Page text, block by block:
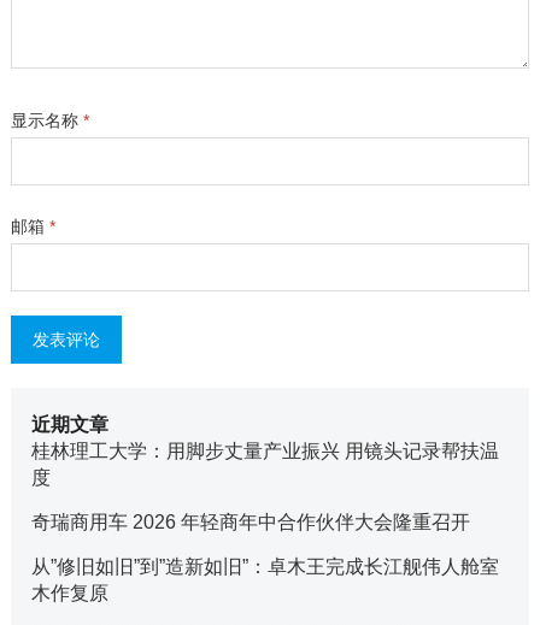
显示名称 *
邮箱 *
近期文章
桂林理工大学：用脚步丈量产业振兴 用镜头记录帮扶温
度
奇瑞商用车 2026 年轻商年中合作伙伴大会隆重召开
从”修旧如旧”到”造新如旧”：卓木王完成长江舰伟人舱室
木作复原